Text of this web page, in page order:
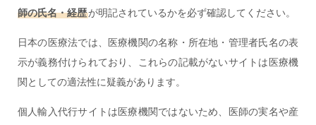
師の氏名・経歴が明記されているかを必ず確認してください。
日本の医療法では、医療機関の名称・所在地・管理者氏名の表
示が義務付けられており、これらの記載がないサイトは医療機
関としての適法性に疑義があります。
個人輸入代行サイトは医療機関ではないため、医師の実名や産